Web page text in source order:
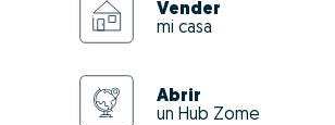
Vender
mi casa
Abrir
un Hub Zome